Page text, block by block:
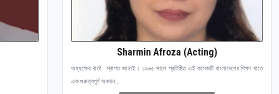
Sharmin Afroza (Acting)
অধ্যক্ষের বার্তা স্বাগত জানাই। ১৯৬৫ সালে প্রতিষ্ঠিত এই কলেজটি বাংলাদেশের শিক্ষা খাতে
এক গুরুত্বপূর্ণ অবদান...